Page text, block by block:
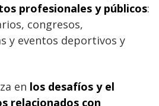
profesionales y públicos:
congresos,
y eventos deportivos y
en los desafíos y el
relacionados con